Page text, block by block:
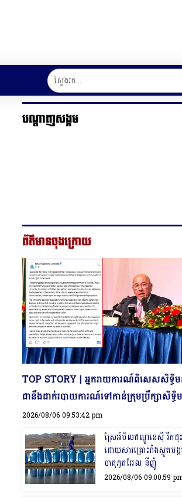
បណ្ដាញសង្គម
ព័ត៌មានចុងក្រោយ
​TOP STORY | អ្នករាយការណ៍ពិសេសសិទ្ធិ
ជានឹងដាក់របាយការណ៍ទៅកាន់ក្រុមប្រឹក្សាសិទ្ធិ
សហប្រជាជាតិស្តីពីស្ថានភាពសិទ្ធិមនុស្សនៅកម្
យ
2026/08/06 09:53:42 pm
ស្រែអំបិលឥណ្ឌូនេស៊ី រីកដុះ
ដោយសារគ្រោះរាំងស្ងួតបង្
បាតុភូតអែល នីញ៉ូ
2026/08/06 09:00:59